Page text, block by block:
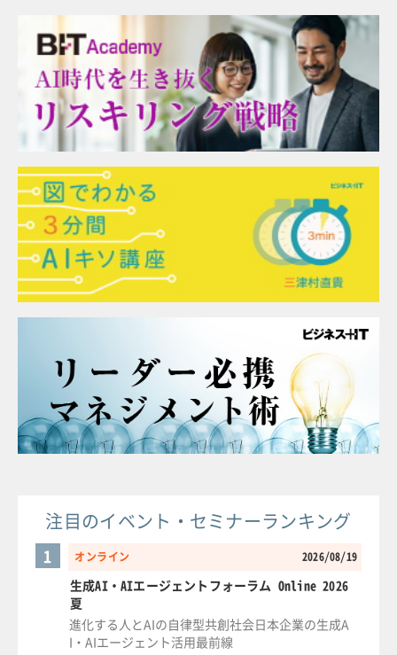
注目のイベント・セミナーランキング
オンライン 2026/08/19
1
生成AI・AIエージェントフォーラム Online 2026
夏
進化する人とAIの自律型共創社会日本企業の生成A
I・AIエージェント活用最前線